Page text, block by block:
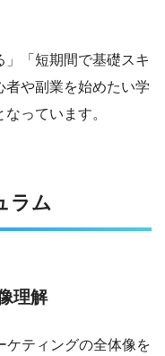
」「短期間で基礎スキ
者や副業を始めたい学
っています。
ラム
理解
ケティングの全体像を